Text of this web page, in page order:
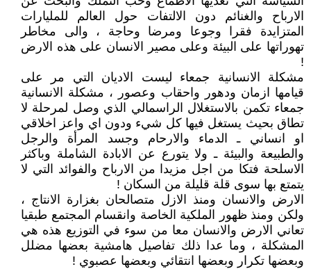
الارباح والغنائم دون الالتفات حول العالم للمليارات
المتزايدة فقرا وجوعا ومرضا وحاجة ، والى مخاطر
تهوراتها على البيئة وعلى مصير الانسان على هذه الارض
!
مشكلة الانسانية جمعاء ليست الاديان التي مر على
قيامها ازمان ودهور واحقاب وعصور ، مشكلة الانسانية
جمعاء تكمن بالاستغلال الراسمالي الذي وصل لمرحلة لا
تطاق بحيث يستغل فيها كل شيء ودون اي واعز اخلاقي
او انساني ـ الدماء والارحام وجسد المرأة والرجل
والطبيعة والبيئة ـ ولا يتورع عن الابادة الشاملة وباكثر
الاسلحة فتكا من اجل مزيدا من الارباح والفوائد التي لا
يتمتع بها سوى قلة قليلة من السكان !
الارض والانسان ومنذ الازل متصالحان بغزارة الانتاج ،
ولكن ومنذ ظهور الملكية الخاصة وانقسام المجتمع طبقيا
تعاني الارض والانسان معا من سوء في التوزيع هذه هي
المشكلة ، وما عدا ذلك تفاصيل هامشية بعضها مضلل
وبعضها تكرار وبعضها انتقائي وبعضها عصبوي !